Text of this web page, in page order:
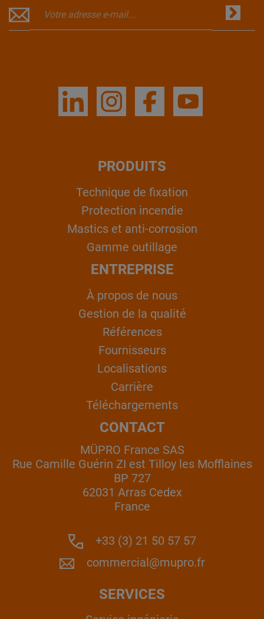
PRODUITS
Technique de fixation
Protection incendie
Mastics et anti-corrosion
Gamme outillage
ENTREPRISE
À propos de nous
Gestion de la qualité
Références
Fournisseurs
Localisations
Carrière
Téléchargements
CONTACT
MÜPRO France SAS
Rue Camille Guérin ZI est Tilloy les Mofflaines
BP 727
62031 Arras Cedex
France
+33 (3) 21 50 57 57
commercial@mupro.fr
SERVICES